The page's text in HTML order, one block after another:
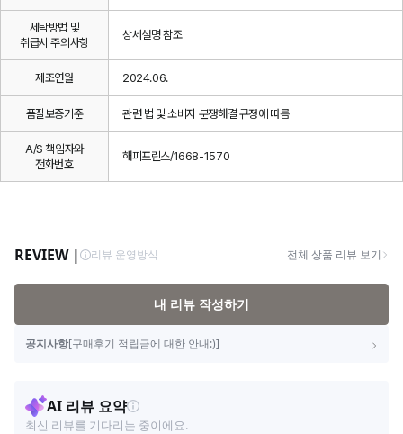
세탁방법 및
취급시 주의사항
상세설명 참조
제조연월 2024.06.
품질보증기준 관련 법 및 소비자 분쟁해결 규정에 따름
A/S 책임자와
전화번호
해피프린스/1668-1570